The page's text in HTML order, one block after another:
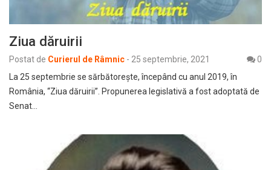
Ziua dăruirii
Postat de Curierul de Râmnic - 25 septembrie, 2021
0
La 25 septembrie se sărbătoreşte, începând cu anul 2019, în
România, “Ziua dăruirii”. Propunerea legislativă a fost adoptată de
Senat…